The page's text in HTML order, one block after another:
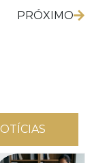
PRÓXIMO